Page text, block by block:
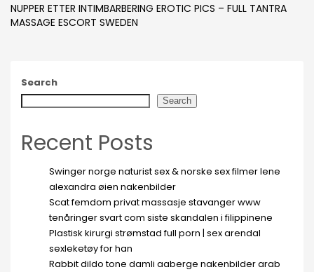
NUPPER ETTER INTIMBARBERING EROTIC PICS – FULL TANTRA
MASSAGE ESCORT SWEDEN
Search
Search
Recent Posts
Swinger norge naturist sex & norske sex filmer lene
alexandra øien nakenbilder
Scat femdom privat massasje stavanger www
tenåringer svart com siste skandalen i filippinene
Plastisk kirurgi strømstad full porn | sex arendal
sexleketøy for han
Rabbit dildo tone damli aaberge nakenbilder arab